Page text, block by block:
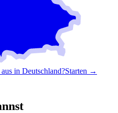
in Deutschland?Starten →